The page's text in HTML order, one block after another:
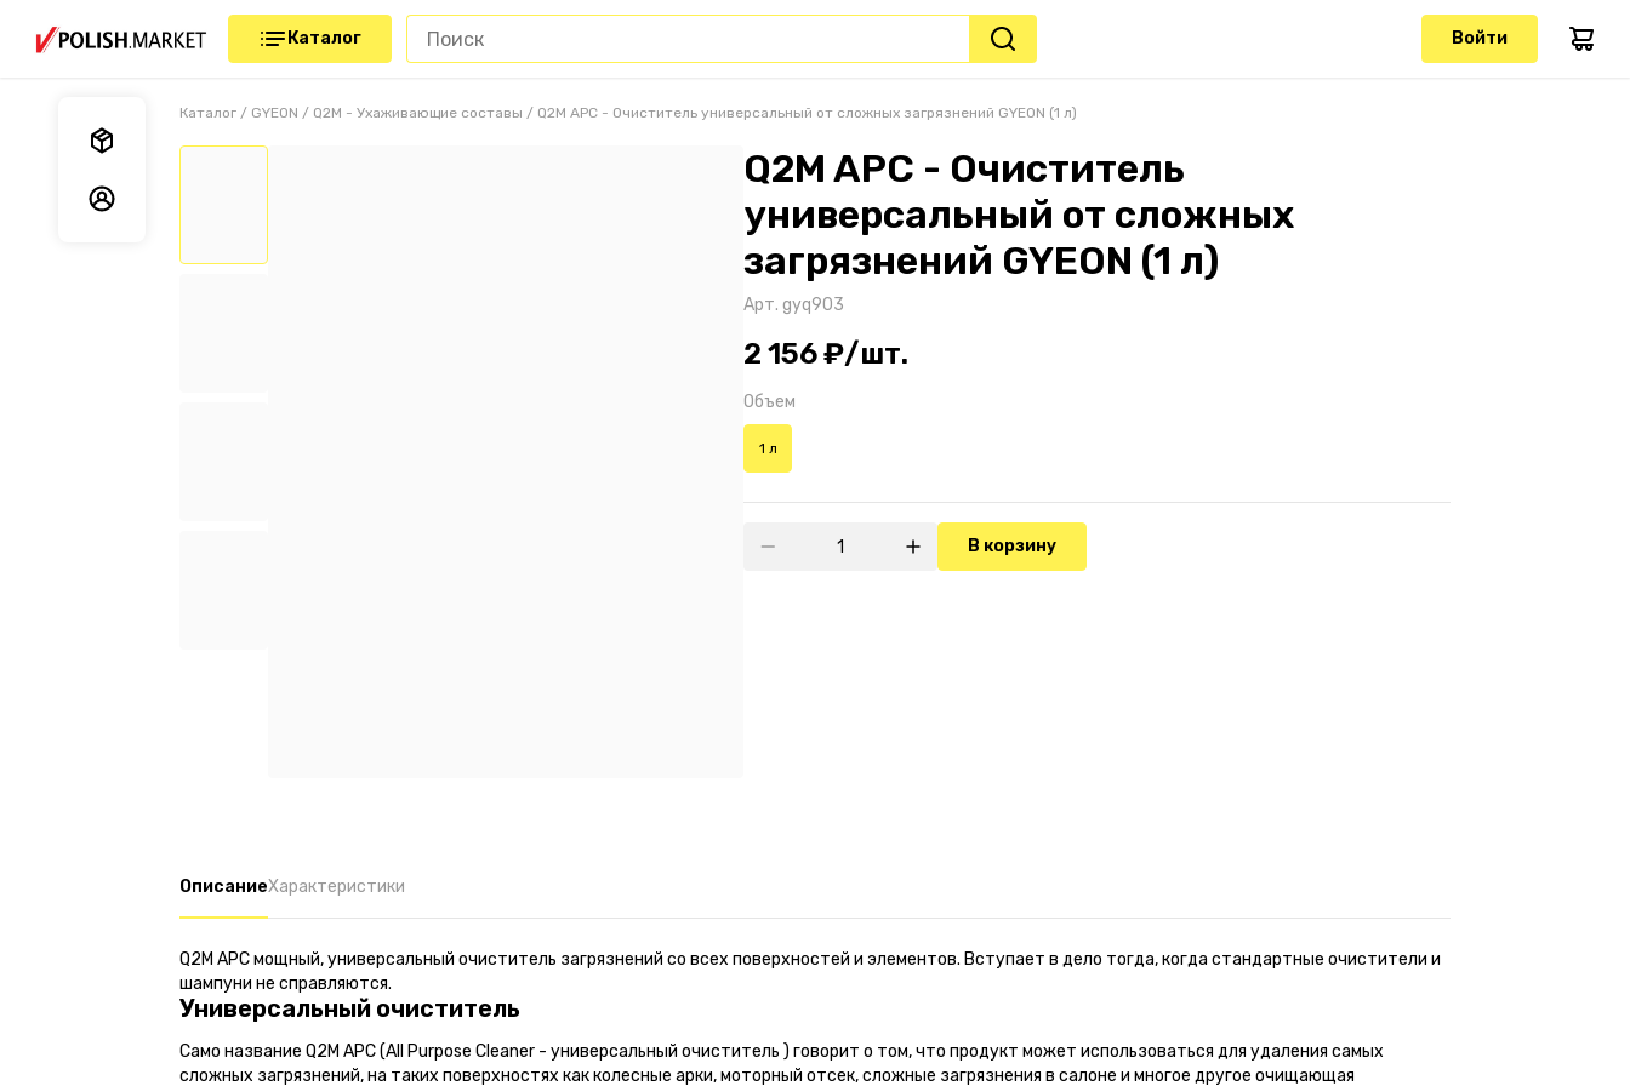
Каталог Войти
Каталог / GYEON / Q2M - Ухаживающие составы / Q2M APC - Очиститель универсальный от сложных загрязнений GYEON (1 л)
Q2M APC - Очиститель
универсальный от сложных
загрязнений GYEON (1 л)
Арт. gyq903
2 156 ₽/шт.
Объем
1 л
В корзину
ОписаниеХарактеристики
Q2M APC мощный, универсальный очиститель загрязнений со всех поверхностей и элементов. Вступает в дело тогда, когда стандартные очистители и
шампуни не справляются.
Универсальный очиститель
Само название Q2M APC (All Purpose Cleaner - универсальный очиститель ) говорит о том, что продукт может использоваться для удаления самых
сложных загрязнений, на таких поверхностях как колесные арки, моторный отсек, сложные загрязнения в салоне и многое другое очищающая